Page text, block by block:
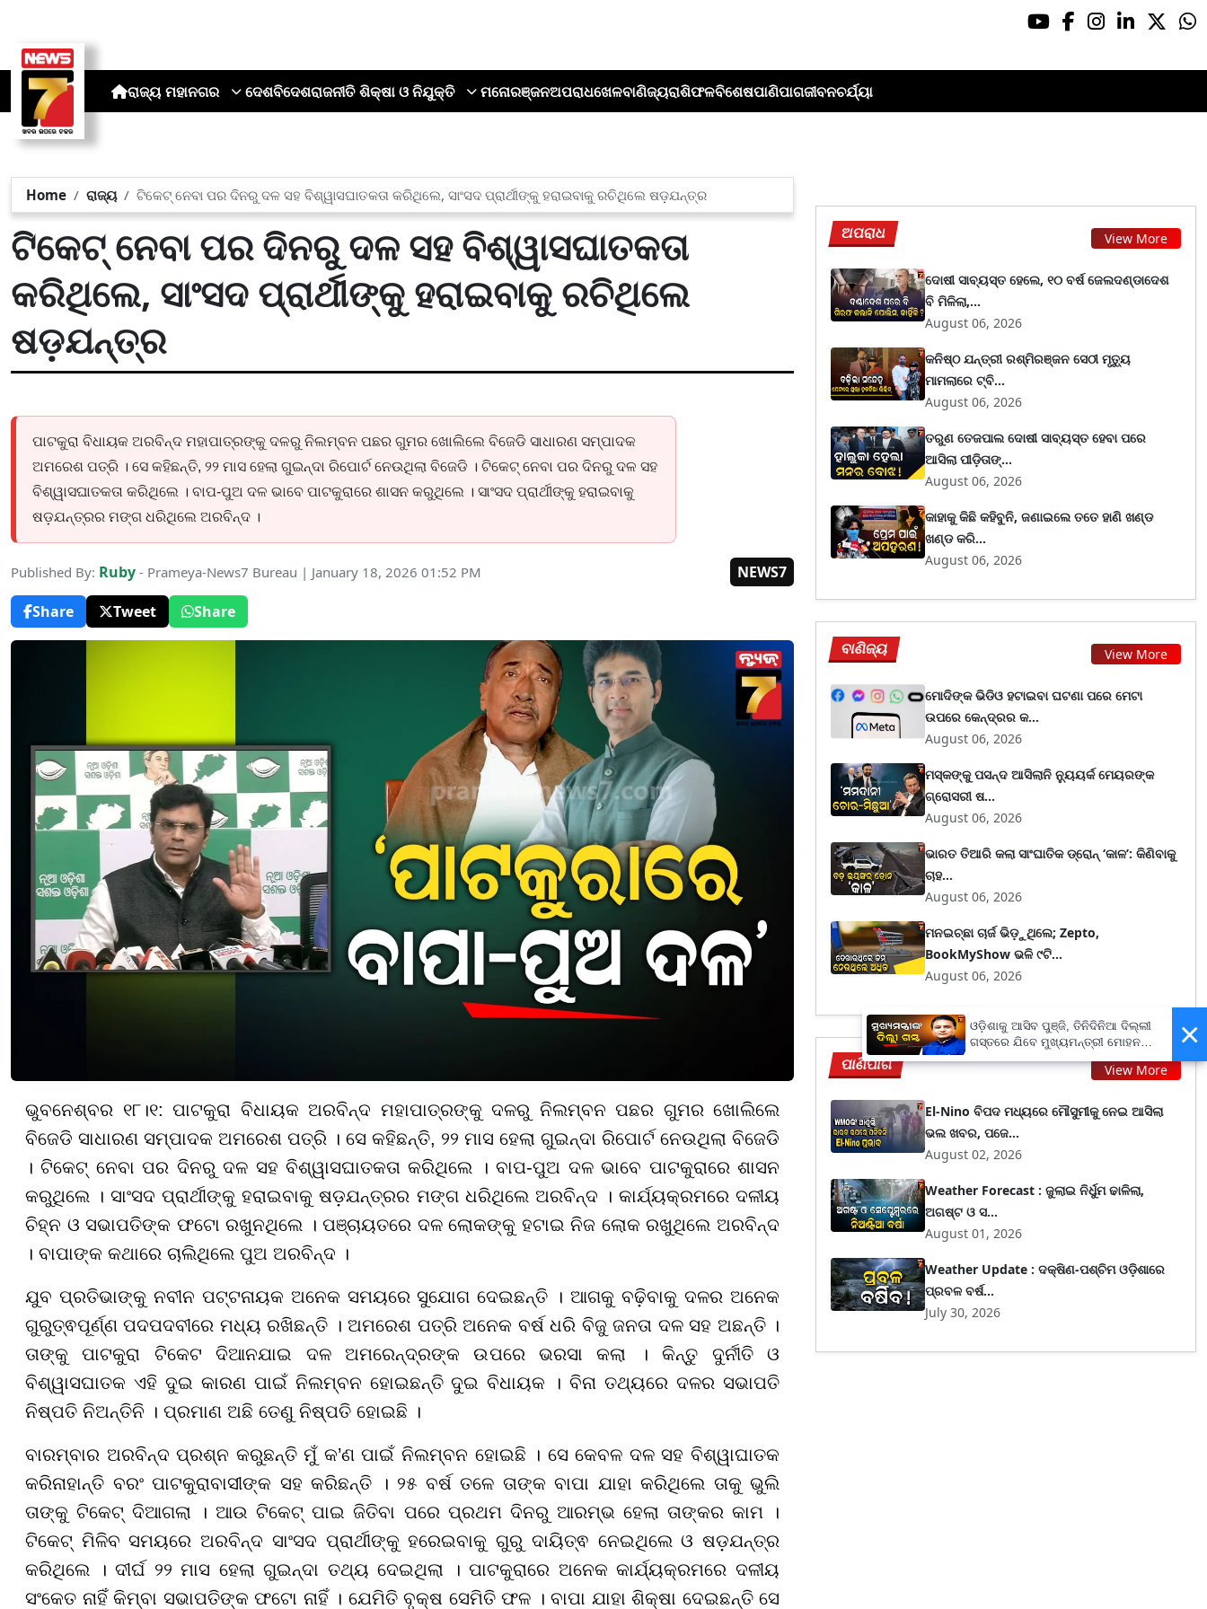
ରାଜ୍ୟ ମହାନଗର ଦେଶବିଦେଶରାଜନୀତି ଶିକ୍ଷା ଓ ନିଯୁକ୍ତି ମନୋରଞ୍ଜନଅପରାଧଖେଳବାଣିଜ୍ୟରାଶିଫଳବିଶେଷପାଣିପାଗଜୀବନଚର୍ଯ୍ୟା
Home ରାଜ୍ୟ ଟିକେଟ୍ ନେବା ପର ଦିନରୁ ଦଳ ସହ ବିଶ୍ୱାସଘାତକତା କରିଥିଲେ, ସାଂସଦ ପ୍ରାର୍ଥୀଙ୍କୁ ହରାଇବାକୁ ରଚିଥିଲେ ଷଡ଼ଯନ୍ତ୍ର
ଟିକେଟ୍ ନେବା ପର ଦିନରୁ ଦଳ ସହ ବିଶ୍ୱାସଘାତକତା
କରିଥିଲେ, ସାଂସଦ ପ୍ରାର୍ଥୀଙ୍କୁ ହରାଇବାକୁ ରଚିଥିଲେ
ଷଡ଼ଯନ୍ତ୍ର
ପାଟକୁରା ବିଧାୟକ ଅରବିନ୍ଦ ମହାପାତ୍ରଙ୍କୁ ଦଳରୁ ନିଲମ୍ବନ ପଛର ଗୁମର ଖୋଲିଲେ ବିଜେଡି ସାଧାରଣ ସମ୍ପାଦକ
ଅମରେଶ ପତ୍ରି । ସେ କହିଛନ୍ତି, ୨୨ ମାସ ହେଲା ଗୁଇନ୍ଦା ରିପୋର୍ଟ ନେଉଥିଲା ବିଜେଡି । ଟିକେଟ୍ ନେବା ପର ଦିନରୁ ଦଳ ସହ
ବିଶ୍ୱାସଘାତକତା କରିଥିଲେ । ବାପ-ପୁଅ ଦଳ ଭାବେ ପାଟକୁରାରେ ଶାସନ କରୁଥିଲେ । ସାଂସଦ ପ୍ରାର୍ଥୀଙ୍କୁ ହରାଇବାକୁ
ଷଡ଼ଯନ୍ତ୍ରର ମଙ୍ଗ ଧରିଥିଲେ ଅରବିନ୍ଦ ।
Published By: Ruby - Prameya-News7 Bureau | January 18, 2026 01:52 PM
NEWS7
Share
Tweet Share
ଭୁବନେଶ୍ବର ୧୮।୧: ପାଟକୁରା ବିଧାୟକ ଅରବିନ୍ଦ ମହାପାତ୍ରଙ୍କୁ ଦଳରୁ ନିଲମ୍ବନ ପଛର ଗୁମର ଖୋଲିଲେ
ବିଜେଡି ସାଧାରଣ ସମ୍ପାଦକ ଅମରେଶ ପତ୍ରି । ସେ କହିଛନ୍ତି, ୨୨ ମାସ ହେଲା ଗୁଇନ୍ଦା ରିପୋର୍ଟ ନେଉଥିଲା ବିଜେଡି
। ଟିକେଟ୍ ନେବା ପର ଦିନରୁ ଦଳ ସହ ବିଶ୍ୱାସଘାତକତା କରିଥିଲେ । ବାପ-ପୁଅ ଦଳ ଭାବେ ପାଟକୁରାରେ ଶାସନ
କରୁଥିଲେ । ସାଂସଦ ପ୍ରାର୍ଥୀଙ୍କୁ ହରାଇବାକୁ ଷଡ଼ଯନ୍ତ୍ରର ମଙ୍ଗ ଧରିଥିଲେ ଅରବିନ୍ଦ । କାର୍ଯ୍ୟକ୍ରମରେ ଦଳୀୟ
ଚିହ୍ନ ଓ ସଭାପତିଙ୍କ ଫଟୋ ରଖୁନଥିଲେ । ପଞ୍ଚାୟତରେ ଦଳ ଲୋକଙ୍କୁ ହଟାଇ ନିଜ ଲୋକ ରଖୁଥିଲେ ଅରବିନ୍ଦ
। ବାପାଙ୍କ କଥାରେ ଚାଲିଥିଲେ ପୁଅ ଅରବିନ୍ଦ ।
ଯୁବ ପ୍ରତିଭାଙ୍କୁ ନବୀନ ପଟ୍ଟନାୟକ ଅନେକ ସମୟରେ ସୁଯୋଗ ଦେଇଛନ୍ତି । ଆଗକୁ ବଢ଼ିବାକୁ ଦଳର ଅନେକ
ଗୁରୁତ୍ଵପୂର୍ଣ୍ଣ ପଦପଦବୀରେ ମଧ୍ୟ ରଖିଛନ୍ତି । ଅମରେଶ ପତ୍ରି ଅନେକ ବର୍ଷ ଧରି ବିଜୁ ଜନତା ଦଳ ସହ ଅଛନ୍ତି ।
ତାଙ୍କୁ ପାଟକୁରା ଟିକେଟ ଦିଆନଯାଇ ଦଳ ଅମରେନ୍ଦ୍ରଙ୍କ ଉପରେ ଭରସା କଲା । କିନ୍ତୁ ଦୁର୍ନୀତି ଓ
ବିଶ୍ୱାସଘାତକ ଏହି ଦୁଇ କାରଣ ପାଇଁ ନିଲମ୍ବନ ହୋଇଛନ୍ତି ଦୁଇ ବିଧାୟକ । ବିନା ତଥ୍ୟରେ ଦଳର ସଭାପତି
ନିଷ୍ପତି ନିଅନ୍ତିନି । ପ୍ରମାଣ ଅଛି ତେଣୁ ନିଷ୍ପତି ହୋଇଛି ।
ବାରମ୍ବାର ଅରବିନ୍ଦ ପ୍ରଶ୍ନ କରୁଛନ୍ତି ମୁଁ କ’ଣ ପାଇଁ ନିଲମ୍ବନ ହୋଇଛି । ସେ କେବଳ ଦଳ ସହ ବିଶ୍ୱାଘାତକ
କରିନାହାନ୍ତି ବରଂ ପାଟକୁରାବାସୀଙ୍କ ସହ କରିଛନ୍ତି । ୨୫ ବର୍ଷ ତଳେ ତାଙ୍କ ବାପା ଯାହା କରିଥିଲେ ତାକୁ ଭୁଲି
ତାଙ୍କୁ ଟିକେଟ୍ ଦିଆଗଲା । ଆଉ ଟିକେଟ୍ ପାଇ ଜିତିବା ପରେ ପ୍ରଥମ ଦିନରୁ ଆରମ୍ଭ ହେଲା ତାଙ୍କର କାମ ।
ଟିକେଟ୍ ମିଳିବ ସମୟରେ ଅରବିନ୍ଦ ସାଂସଦ ପ୍ରାର୍ଥୀଙ୍କୁ ହରେଇବାକୁ ଗୁରୁ ଦାୟିତ୍ଵ ନେଇଥିଲେ ଓ ଷଡ଼ଯନ୍ତ୍ର
କରିଥିଲେ । ଦୀର୍ଘ ୨୨ ମାସ ହେଲା ଗୁଇନ୍ଦା ତଥ୍ୟ ଦେଇଥିଲା । ପାଟକୁରାରେ ଅନେକ କାର୍ଯ୍ୟକ୍ରମରେ ଦଳୀୟ
ସଂକେତ ନାହିଁ କିମ୍ବା ସଭାପତିଙ୍କ ଫଟୋ ନାହିଁ । ଯେମିତି ବୃକ୍ଷ ସେମିତି ଫଳ । ବାପା ଯାହା ଶିକ୍ଷା ଦେଇଛନ୍ତି ସେ
ଅପରାଧ View More
ଦୋଷୀ ସାବ୍ୟସ୍ତ ହେଲେ, ୧୦ ବର୍ଷ ଜେଲଦଣ୍ଡାଦେଶ
ବି ମିଳିଲା,...
August 06, 2026
କନିଷ୍ଠ ଯନ୍ତ୍ରୀ ରଶ୍ମିରଞ୍ଜନ ସେଠୀ ମୃତ୍ୟୁ
ମାମଲାରେ ଟ୍ବି...
August 06, 2026
ତରୁଣ ତେଜପାଲ ଦୋଷୀ ସାବ୍ୟସ୍ତ ହେବା ପରେ
ଆସିଲା ପୀଡ଼ିତାଙ୍...
August 06, 2026
କାହାକୁ କିଛି କହିବୁନି, ଜଣାଇଲେ ତତେ ହାଣି ଖଣ୍ଡ
ଖଣ୍ଡ କରି...
August 06, 2026
ବାଣିଜ୍ୟ View More
ମୋଦିଙ୍କ ଭିଡିଓ ହଟାଇବା ଘଟଣା ପରେ ମେଟା
ଉପରେ କେନ୍ଦ୍ରର କ...
August 06, 2026
ମସ୍କଙ୍କୁ ପସନ୍ଦ ଆସିଲାନି ନ୍ୟୁୟର୍କ ମେୟରଙ୍କ
ଗ୍ରୋସରୀ ଷ...
August 06, 2026
ଭାରତ ତିଆରି କଲା ସାଂଘାତିକ ଡ୍ରୋନ୍ ‘କାଳ’: କିଣିବାକୁ
ଚାହ...
August 06, 2026
ମନଇଚ୍ଛା ଚାର୍ଜ ଭିଡ଼ୁଥିଲେ; Zepto,
BookMyShow ଭଳି ୯ଟି...
August 06, 2026
ପାଣିପାଗ View More
El-Nino ବିପଦ ମଧ୍ୟରେ ମୌସୁମୀକୁ ନେଇ ଆସିଲା
ଭଲ ଖବର, ପଜେ...
August 02, 2026
Weather Forecast : ଜୁଲାଇ ନିର୍ଧୁମ ଢାଳିଲା,
ଅଗଷ୍ଟ ଓ ସ...
August 01, 2026
Weather Update : ଦକ୍ଷିଣ-ପଶ୍ଚିମ ଓଡ଼ିଶାରେ
ପ୍ରବଳ ବର୍ଷ...
July 30, 2026
×
ଓଡ଼ିଶାକୁ ଆସିବ ପୁଞ୍ଜି, ତିନିଦିନିଆ ଦିଲ୍ଲୀ
ଗସ୍ତରେ ଯିବେ ମୁଖ୍ୟମନ୍ତ୍ରୀ ମୋହନ
ମାଝୀ